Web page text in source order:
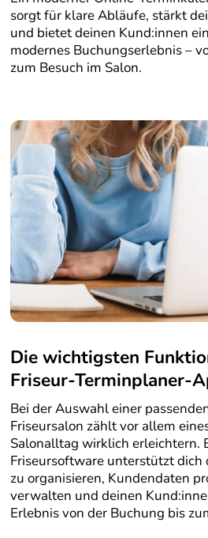
sorgt für klare Abläufe, stärkt
und bietet deinen Kund:innen
modernes Buchungserlebnis –
zum Besuch im Salon.
Die wichtigsten
Friseur-Terminplaner-
Bei der Auswahl einer
Friseursalon zählt vor allem
Salonalltag wirklich erleichtern.
Friseursoftware unterstützt dich
zu organisieren, Kundendaten
verwalten und deinen
Erlebnis von der Buchung bis